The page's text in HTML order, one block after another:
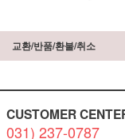
교환/반품/환불/취소
CUSTOMER
031) 237-0787